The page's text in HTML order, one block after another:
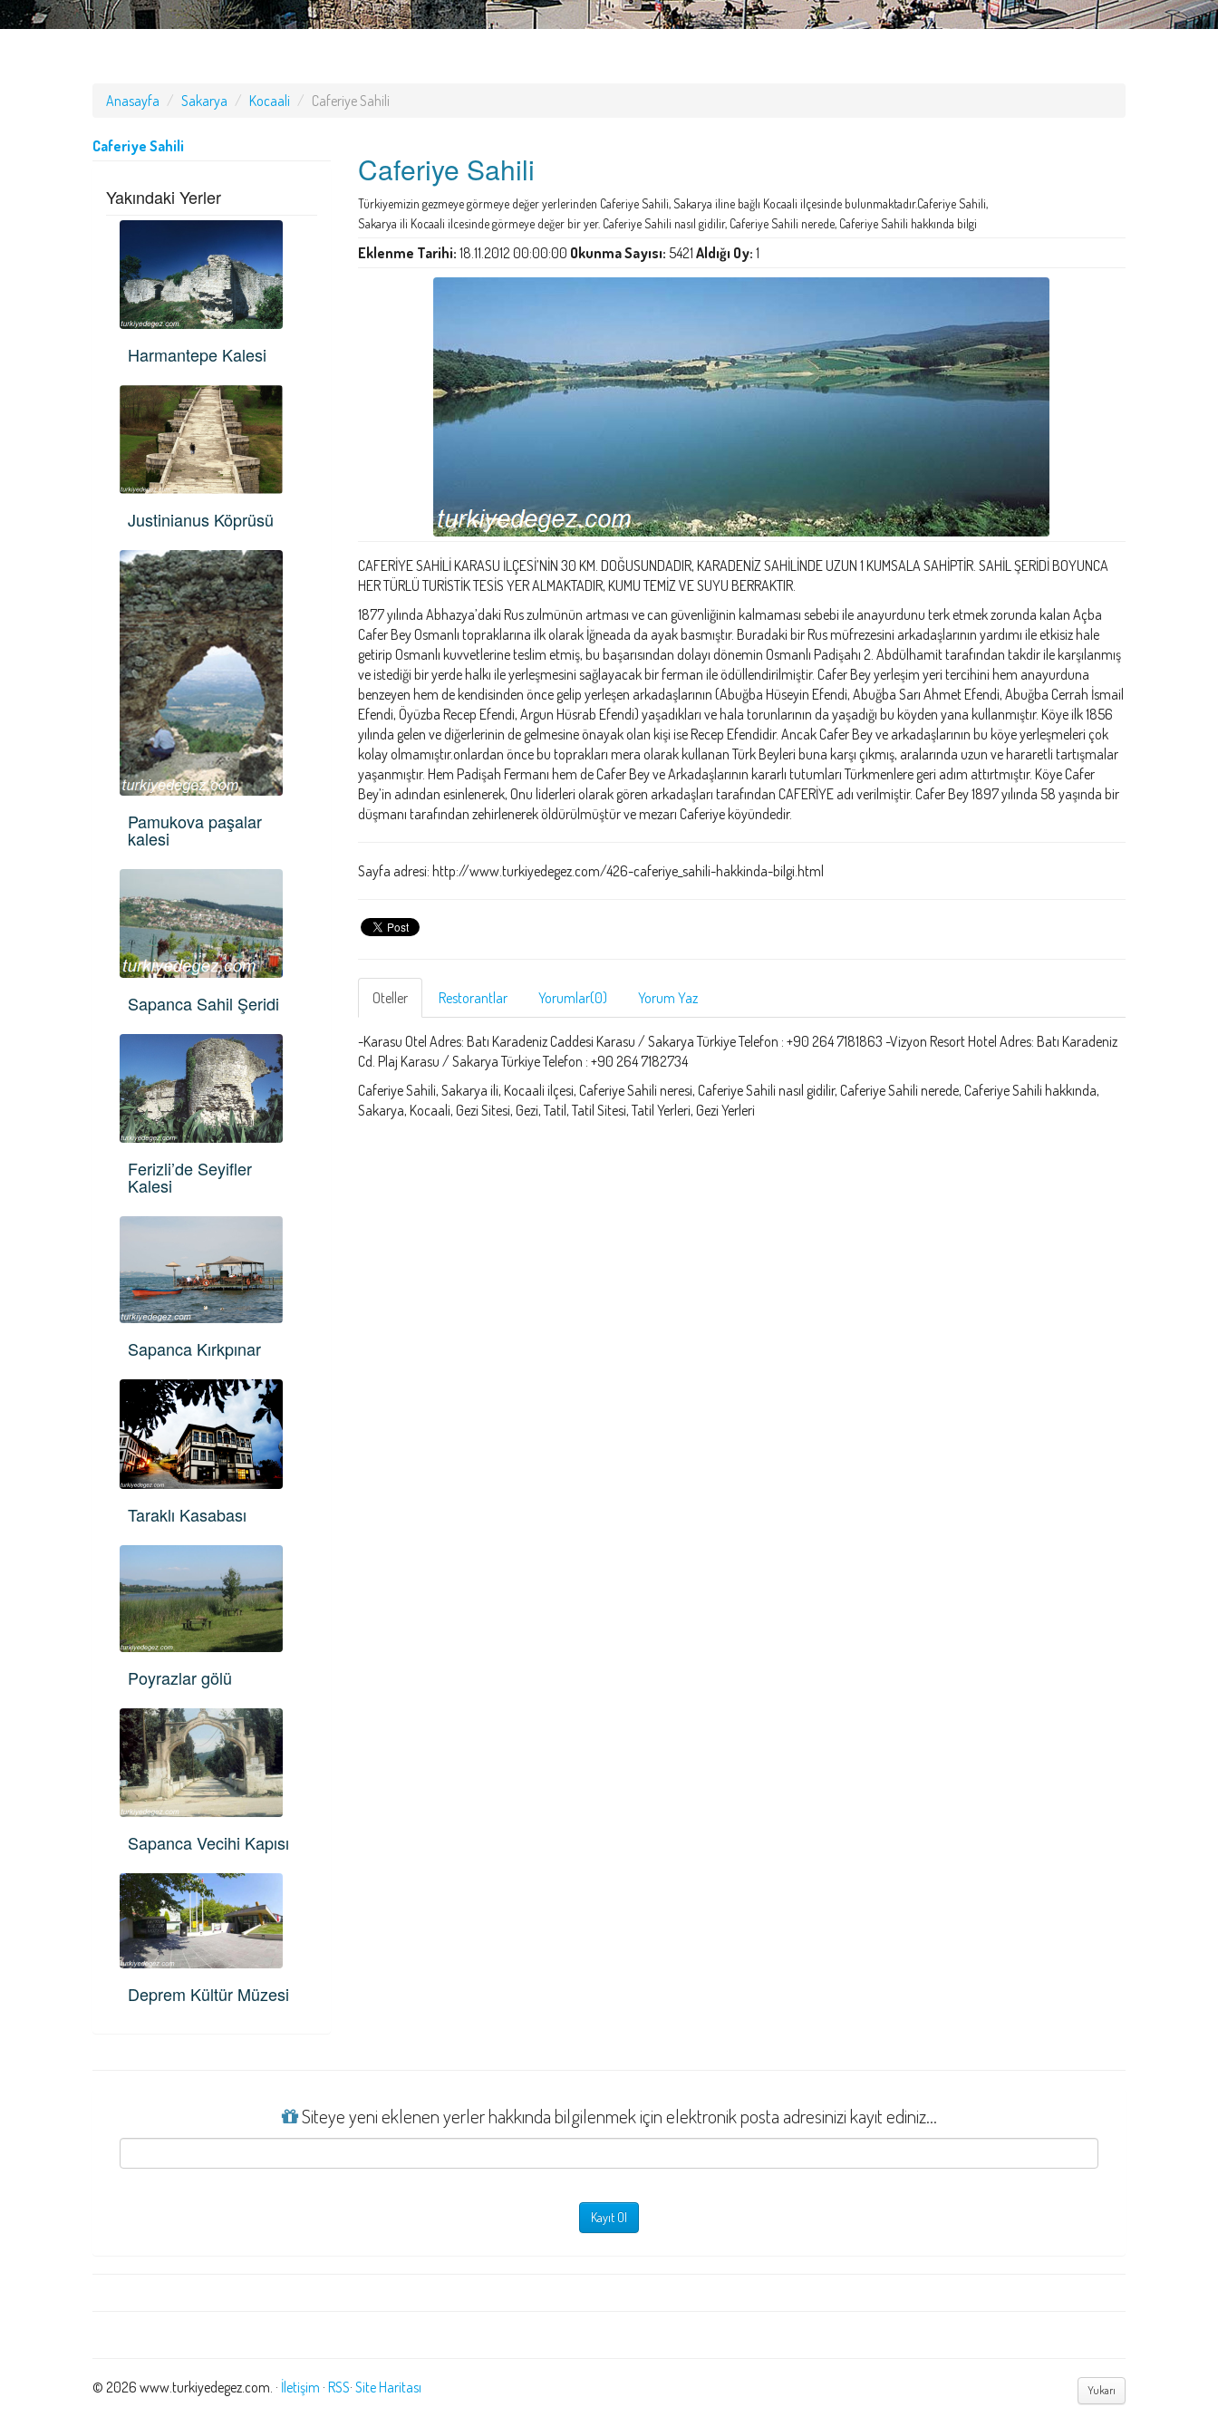
Anasayfa Sakarya Kocaali Caferiye Sahili
Caferiye Sahili
Yakındaki Yerler
Harmantepe Kalesi
Justinianus Köprüsü
Pamukova paşalar
kalesi
Sapanca Sahil Şeridi
Ferizli’de Seyifler
Kalesi
Sapanca Kırkpınar
Taraklı Kasabası
Poyrazlar gölü
Sapanca Vecihi Kapısı
Deprem Kültür Müzesi
Caferiye Sahili
Türkiyemizin gezmeye görmeye değer yerlerinden Caferiye Sahili, Sakarya iline bağlı Kocaali ilçesinde bulunmaktadır.Caferiye Sahili,
Sakarya ili Kocaali ilcesinde görmeye değer bir yer. Caferiye Sahili nasıl gidilir, Caferiye Sahili nerede, Caferiye Sahili hakkında bilgi
Eklenme Tarihi: 18.11.2012 00:00:00 Okunma Sayısı: 5421 Aldığı Oy: 1
CAFERİYE SAHİLİ KARASU İLÇESİ’NİN 30 KM. DOĞUSUNDADIR, KARADENİZ SAHİLİNDE UZUN 1 KUMSALA SAHİPTİR. SAHİL ŞERİDİ BOYUNCA
HER TÜRLÜ TURİSTİK TESİS YER ALMAKTADIR, KUMU TEMİZ VE SUYU BERRAKTIR.
1877 yılında Abhazya’daki Rus zulmünün artması ve can güvenliğinin kalmaması sebebi ile anayurdunu terk etmek zorunda kalan Açba
Cafer Bey Osmanlı topraklarına ilk olarak İğneada da ayak basmıştır. Buradaki bir Rus müfrezesini arkadaşlarının yardımı ile etkisiz hale
getirip Osmanlı kuvvetlerine teslim etmiş, bu başarısından dolayı dönemin Osmanlı Padişahı 2. Abdülhamit tarafından takdir ile karşılanmış
ve istediği bir yerde halkı ile yerleşmesini sağlayacak bir ferman ile ödüllendirilmiştir. Cafer Bey yerleşim yeri tercihini hem anayurduna
benzeyen hem de kendisinden önce gelip yerleşen arkadaşlarının (Abuğba Hüseyin Efendi, Abuğba Sarı Ahmet Efendi, Abuğba Cerrah İsmail
Efendi, Öyüzba Recep Efendi, Argun Hüsrab Efendi) yaşadıkları ve hala torunlarının da yaşadığı bu köyden yana kullanmıştır. Köye ilk 1856
yılında gelen ve diğerlerinin de gelmesine önayak olan kişi ise Recep Efendidir. Ancak Cafer Bey ve arkadaşlarının bu köye yerleşmeleri çok
kolay olmamıştır.onlardan önce bu toprakları mera olarak kullanan Türk Beyleri buna karşı çıkmış, aralarında uzun ve hararetli tartışmalar
yaşanmıştır. Hem Padişah Fermanı hem de Cafer Bey ve Arkadaşlarının kararlı tutumları Türkmenlere geri adım attırtmıştır. Köye Cafer
Bey’in adından esinlenerek, Onu liderleri olarak gören arkadaşları tarafından CAFERİYE adı verilmiştir. Cafer Bey 1897 yılında 58 yaşında bir
düşmanı tarafından zehirlenerek öldürülmüştür ve mezarı Caferiye köyündedir.
Sayfa adresi: http://www.turkiyedegez.com/426-caferiye_sahili-hakkinda-bilgi.html
Oteller Restorantlar Yorumlar(0) Yorum Yaz
-Karasu Otel Adres: Batı Karadeniz Caddesi Karasu / Sakarya Türkiye Telefon : +90 264 7181863 -Vizyon Resort Hotel Adres: Batı Karadeniz
Cd. Plaj Karasu / Sakarya Türkiye Telefon : +90 264 7182734
Caferiye Sahili, Sakarya ili, Kocaali ilçesi, Caferiye Sahili neresi, Caferiye Sahili nasıl gidilir, Caferiye Sahili nerede, Caferiye Sahili hakkında,
Sakarya, Kocaali, Gezi Sitesi, Gezi, Tatil, Tatil Sitesi, Tatil Yerleri, Gezi Yerleri
Siteye yeni eklenen yerler hakkında bilgilenmek için elektronik posta adresinizi kayıt ediniz...
Yukarı
© 2026 www.turkiyedegez.com. · İletişim · RSS· Site Haritası